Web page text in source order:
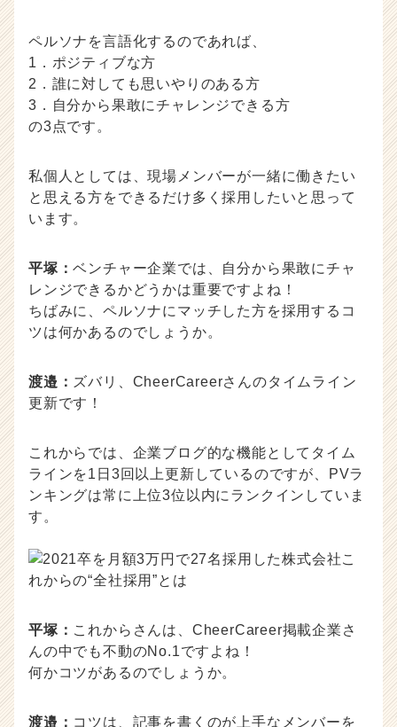
ペルソナを言語化するのであれば、
1．ポジティブな方
2．誰に対しても思いやりのある方
3．自分から果敢にチャレンジできる方
の3点です。
私個人としては、現場メンバーが一緒に働きたい
と思える方をできるだけ多く採用したいと思って
います。
平塚：ベンチャー企業では、自分から果敢にチャ
レンジできるかどうかは重要ですよね！
ちばみに、ペルソナにマッチした方を採用するコ
ツは何かあるのでしょうか。
渡邉： ズバリ、CheerCareerさんのタイムライン
更新です！
これからでは、企業ブログ的な機能としてタイム
ラインを1日3回以上更新しているのですが、PVラ
ンキングは常に上位3位以内にランクインしていま
す。
平塚： これからさんは、CheerCareer掲載企業さ
んの中でも不動のNo.1ですよね！
何かコツがあるのでしょうか。
渡邉： コツは、記事を書くのが上手なメンバーを